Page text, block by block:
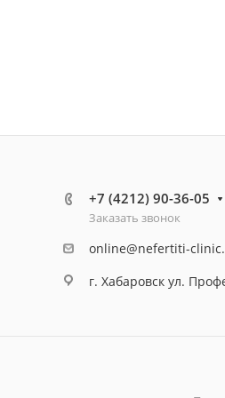
+7 (4212) 90-36-05
Заказать звонок
online@nefertiti-
г. Хабаровск ул.